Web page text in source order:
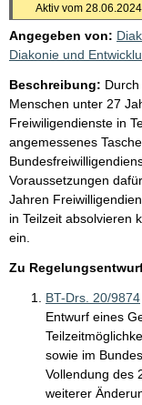
Aktiv vom
Angegeben von:
Diakonie und
Beschreibung:
Menschen unter 27
Freiwiligendienste in
angemessenes
Voraussetzungen
Jahren
in Teilzeit absolvieren
ein.
Zu
BT-Drs. 20/9874
Entwurf eines
sowie im
Vollendung des
weiterer